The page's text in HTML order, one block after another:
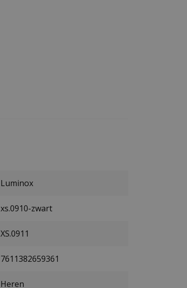
Luminox
xs.0910-zwart
XS.0911
7611382659361
Heren